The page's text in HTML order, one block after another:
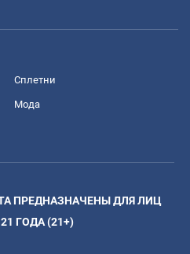
Сплетни
Мода
ПРЕДНАЗНАЧЕНЫ ДЛЯ ЛИЦ
ГОДА (21+)